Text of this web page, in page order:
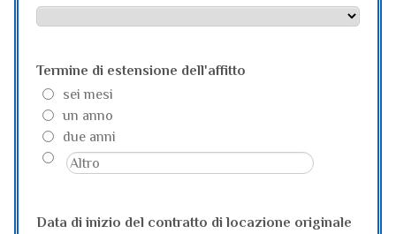
Termine di estensione dell'affitto
sei mesi
un anno
due anni
Data di inizio del contratto di locazione originale